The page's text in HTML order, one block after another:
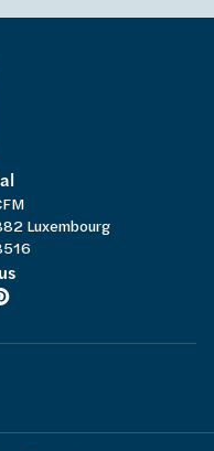
Luxembourg